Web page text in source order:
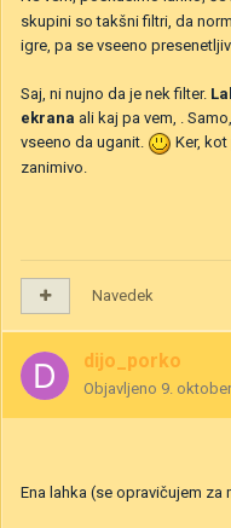
skupini so takšni filtri, da
igre, pa se vseeno
Saj, ni nujno da je nek filter.
ekrana ali kaj pa vem, .
vseeno da uganit.
Ker,
zanimivo.
Navedek
dijo_porko
Objavljeno 9.
Ena lahka (se opravičujem